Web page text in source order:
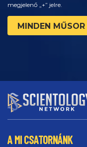
megjelenő „+” jelre.
MINDEN
A MI CSATORNÁNK